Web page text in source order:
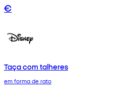
€
Taça com talheres
em forma de rato